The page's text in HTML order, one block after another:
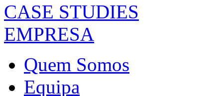
CASE STUDIES
EMPRESA
Quem Somos
Equipa